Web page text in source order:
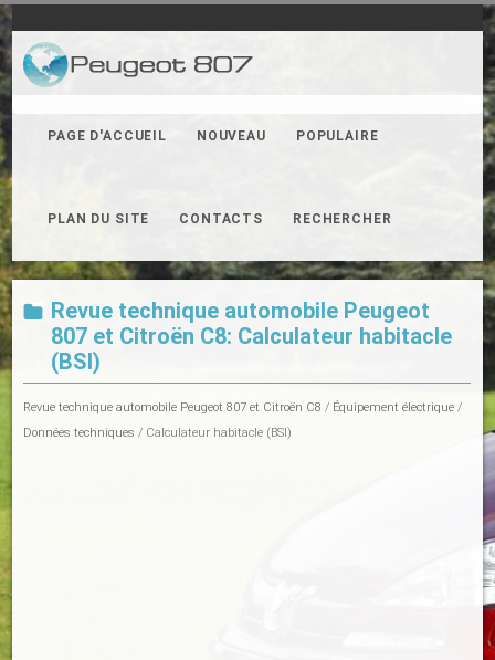
PAGE D'ACCUEIL NOUVEAU POPULAIRE
PLAN DU SITE CONTACTS RECHERCHER
Revue technique automobile Peugeot
807 et Citroën C8: Calculateur habitacle
(BSI)
Revue technique automobile Peugeot 807 et Citroën C8 / Équipement électrique /
Données techniques / Calculateur habitacle (BSI)